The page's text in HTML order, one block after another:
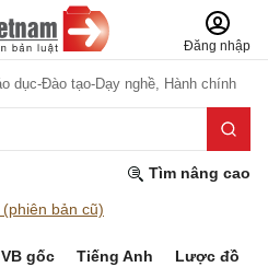
Đăng nhập
dục-Đào tạo-Dạy nghề, Hành chính
Tìm nâng cao
bản cũ)
VB gốc Tiếng Anh Lược đồ